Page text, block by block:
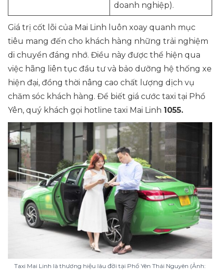
doanh nghiệp).
Giá trị cốt lõi của Mai Linh luôn xoay quanh mục
tiêu mang đến cho khách hàng những trải nghiệm
di chuyển đáng nhớ. Điều này được thể hiện qua
việc hãng liên tục đầu tư và bảo dưỡng hệ thống xe
hiện đại, đồng thời nâng cao chất lượng dịch vụ
chăm sóc khách hàng. Để biết giá cước taxi tại Phổ
Yên, quý khách gọi hotline taxi Mai Linh 1055.
Taxi Mai Linh là thương hiệu lâu đời tại Phổ Yên Thái Nguyên (Ảnh: